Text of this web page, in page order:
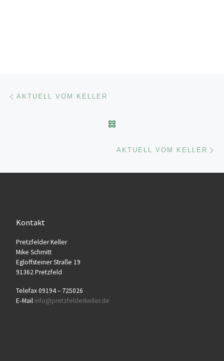
Beitragsnavigation
AKTUELL VOM KELLER
AKTUELL VOM KELLER
Kontakt
Pretz­fel­der Keller
Mike Schmitt
Egloff­stei­ner Stra­ße 19
91362 Pretzfeld
Tele­fax 09194 – 725026
E‑Mail info@​pretzfelderkeller.​de